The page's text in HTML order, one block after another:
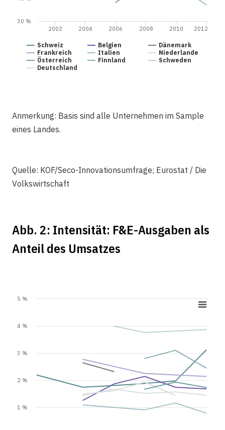
Schweiz Belgien
Dänemark
Frankreich
Italien
Niederlande
Österreich
Finnland
Schweden
Deutschland
2002 2004 2006 2008 2010 2012
30 %
Anmerkung: Basis sind alle Unternehmen im Sample
eines Landes.
Quelle: KOF/Seco-Innovationsumfrage; Eurostat / Die
Volkswirtschaft
Abb. 2: Intensität: F&E-Ausgaben als
Anteil des Umsatzes
1 %
2 %
3 %
4 %
5 %